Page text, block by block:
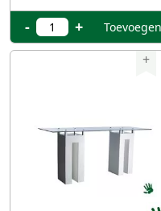
- + Toevoegen
+